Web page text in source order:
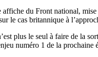
du Front national,
le cas britannique à
plus le seul à faire de la
numéro 1 de la prochaine